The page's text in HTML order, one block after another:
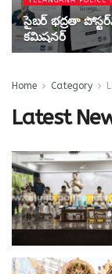
సైబర్ భద్రతా
కమిషనర్
Home Category
Latest